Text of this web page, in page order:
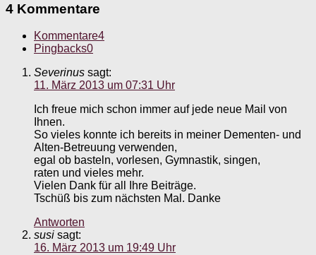
4 Kommentare
Kommentare4
Pingbacks0
Severinus sagt:
11. März 2013 um 07:31 Uhr
Ich freue mich schon immer auf jede neue Mail von
Ihnen.
So vieles konnte ich bereits in meiner Dementen- und
Alten-Betreuung verwenden,
egal ob basteln, vorlesen, Gymnastik, singen,
raten und vieles mehr.
Vielen Dank für all Ihre Beiträge.
Tschüß bis zum nächsten Mal. Danke
Antworten
susi sagt:
16. März 2013 um 19:49 Uhr